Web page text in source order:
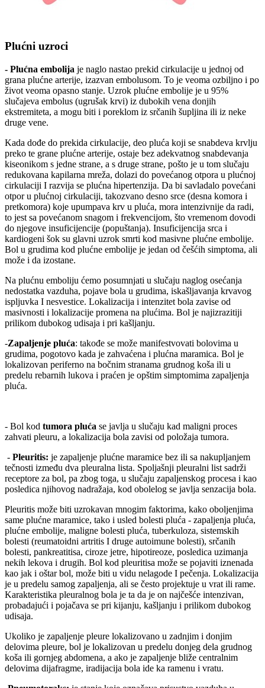
Plućni uzroci
- Plućna embolija je naglo nastao prekid cirkulacije u jednoj od
grana plućne arterije, izazvan embolusom. To je veoma ozbiljno i po
život veoma opasno stanje. Uzrok plućne embolije je u 95%
slučajeva embolus (ugrušak krvi) iz dubokih vena donjih
ekstremiteta, a mogu biti i poreklom iz srčanih šupljina ili iz neke
druge vene.
Kada dođe do prekida cirkulacije, deo pluća koji se snabdeva krvlju
preko te grane plućne arterije, ostaje bez adekvatnog snabdevanja
kiseonikom s jedne strane, a s druge strane, pošto je u tom slučaju
redukovana kapilarna mreža, dolazi do povećanog otpora u plućnoj
cirkulaciji I razvija se plućna hipertenzija. Da bi savladalo povećani
otpor u plućnoj cirkulaciji, takozvano desno srce (desna komora i
pretkomora) koje upumpava krv u pluća, mora intenzivnije da radi,
to jest sa povećanom snagom i frekvencijom, što vremenom dovodi
do njegove insuficijencije (popuštanja). Insuficijencija srca i
kardiogeni šok su glavni uzrok smrti kod masivne plućne embolije.
Bol u grudima kod plućne embolije je jedan od češćih simptoma, ali
može i da izostane.
Na plućnu emboliju ćemo posumnjati u slučaju naglog osećanja
nedostatka vazduha, pojave bola u grudima, iskašljavanja krvavog
ispljuvka I nesvestice. Lokalizacija i intenzitet bola zavise od
masivnosti i lokalizacije promena na plućima. Bol je najizrazitiji
prilikom dubokog udisaja i pri kašljanju.
-Zapaljenje pluća: takođe se može manifestvovati bolovima u
grudima, pogotovo kada je zahvaćena i plućna maramica. Bol je
lokalizovan periferno na bočnim stranama grudnog koša ili u
predelu rebarnih lukova i praćen je opštim simptomima zapaljenja
pluća.
- Bol kod tumora pluća se javlja u slučaju kad maligni proces
zahvati pleuru, a lokalizacija bola zavisi od položaja tumora.
- Pleuritis: je zapaljenje plućne maramice bez ili sa nakupljanjem
tečnosti između dva pleuralna lista. Spoljašnji pleuralni list sadrži
receptore za bol, pa zbog toga, u slučaju zapaljenskog procesa i kao
posledica njihovog nadražaja, kod obolelog se javlja senzacija bola.
Pleuritis može biti uzrokavan mnogim faktorima, kako oboljenjima
same plućne maramice, tako i usled bolesti pluća - zapaljenja pluća,
plućne embolije, maligne bolesti pluća, tuberkuloza, sistemskih
bolesti (reumatoidni artritis I druge autoimune bolesti), srčanih
bolesti, pankreatitisa, ciroze jetre, hipotireoze, posledica uzimanja
nekih lekova i drugih. Bol kod pleuritisa može se pojaviti iznenada
kao jak i oštar bol, može biti u vidu nelagode I pečenja. Lokalizacija
je u predelu samog zapaljenja, ali se često projektuje u vrat ili rame.
Karakteristika pleuralnog bola je ta da je on najčešće intenzivan,
probadajući i pojačava se pri kijanju, kašljanju i prilikom dubokog
udisaja.
Ukoliko je zapaljenje pleure lokalizovano u zadnjim i donjim
delovima pleure, bol je lokalizovan u predelu donjeg dela grudnog
koša ili gornjeg abdomena, a ako je zapaljenje bliže centralnim
delovima dijafragme, iradijacija bola ide ka ramenu i vratu.